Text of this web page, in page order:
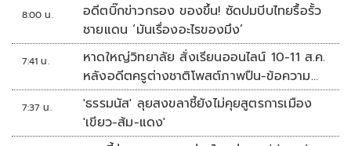
8:00 น.
อดีตบิ๊กข่าวกรอง ของขึ้น! ซัดปมบีบไทยรื้อรั้ว
ชายแดน ‘มันเรื่องอะไรของมึง’
7:41 น.
หาดใหญ่วิทยาลัย สั่งเรียนออนไลน์ 10-11 ส.ค.
หลังอดีตครูต่างชาติโพสต์ภาพปืน-ข้อความ
ข่มขู่
7:37 น.
'ธรรมนัส' ลุยสงขลาชี้ยังไม่คุยสูตรการเมือง
'เขียว-ส้ม-แดง'